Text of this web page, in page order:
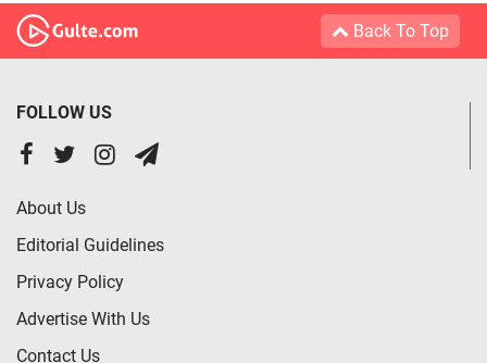
Back To Top
FOLLOW US
About Us
Editorial Guidelines
Privacy Policy
Advertise With Us
Contact Us